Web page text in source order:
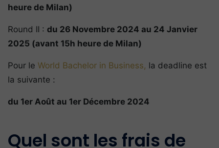
heure de Milan)
Round II : du 26 Novembre 2024 au 24 Janvier
2025 (avant 15h heure de Milan)
Pour le World Bachelor in Business, la deadline est
la suivante :
du 1er Août au 1er Décembre 2024
Quel sont les frais de